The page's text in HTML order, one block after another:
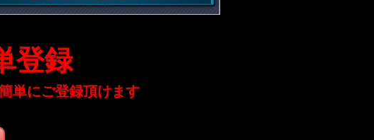
登録
単にご登録頂けます